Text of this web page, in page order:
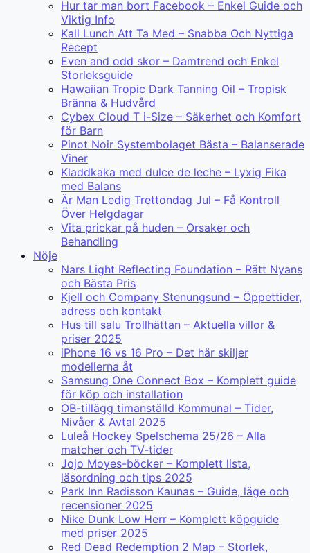
Hur tar man bort Facebook – Enkel Guide och
Viktig Info
Kall Lunch Att Ta Med – Snabba Och Nyttiga
Recept
Even and odd skor – Damtrend och Enkel
Storleksguide
Hawaiian Tropic Dark Tanning Oil – Tropisk
Bränna & Hudvård
Cybex Cloud T i-Size – Säkerhet och Komfort
för Barn
Pinot Noir Systembolaget Bästa – Balanserade
Viner
Kladdkaka med dulce de leche – Lyxig Fika
med Balans
Är Man Ledig Trettondag Jul – Få Kontroll
Över Helgdagar
Vita prickar på huden – Orsaker och
Behandling
Nöje
Nars Light Reflecting Foundation – Rätt Nyans
och Bästa Pris
Kjell och Company Stenungsund – Öppettider,
adress och kontakt
Hus till salu Trollhättan – Aktuella villor &
priser 2025
iPhone 16 vs 16 Pro – Det här skiljer
modellerna åt
Samsung One Connect Box – Komplett guide
för köp och installation
OB-tillägg timanställd Kommunal – Tider,
Nivåer & Avtal 2025
Luleå Hockey Spelschema 25/26 – Alla
matcher och TV-tider
Jojo Moyes-böcker – Komplett lista,
läsordning och tips 2025
Park Inn Radisson Kaunas – Guide, läge och
recensioner 2025
Nike Dunk Low Herr – Komplett köpguide
med priser 2025
Red Dead Redemption 2 Map – Storlek,